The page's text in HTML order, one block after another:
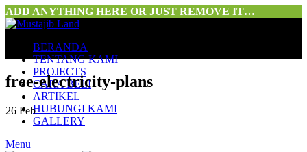
ADD ANYTHING HERE OR JUST REMOVE IT…
BERANDA
TENTANG KAMI
PROJECTS
CARA BELI
ARTIKEL
HUBUNGI KAMI
GALLERY
Menu
free-electricity-plans
26 Feb